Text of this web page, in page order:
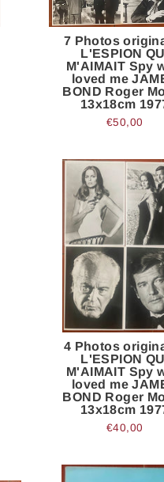
7 Photos
L'ESPION
M'AIMAIT Spy
loved me
BOND Roger
13x18cm
€50,00
4 Photos
L'ESPION
M'AIMAIT Spy
loved me
BOND Roger
13x18cm
€40,00